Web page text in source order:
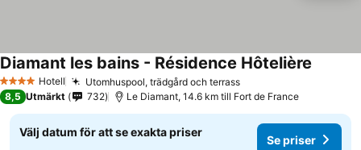
4 StjärnorHotell Utomhuspool, trädgård och terrass
Diamant les bains - Résidence Hôtelière
8,5 Utmärkt 732 Le Diamant, 14.6 km till Fort de France
Välj datum för att se exakta priser
Se priser